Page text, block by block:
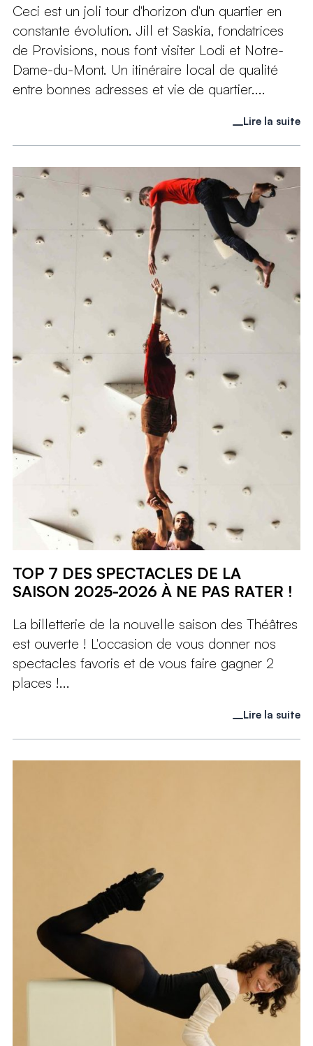
Ceci est un joli tour d'horizon d'un quartier en
constante évolution. Jill et Saskia, fondatrices
de Provisions, nous font visiter Lodi et Notre-
Dame-du-Mont. Un itinéraire local de qualité
entre bonnes adresses et vie de quartier....
Lire la suite
TOP 7 DES SPECTACLES DE LA
SAISON 2025-2026 À NE PAS RATER !
La billetterie de la nouvelle saison des Théâtres
est ouverte ! L'occasion de vous donner nos
spectacles favoris et de vous faire gagner 2
places !...
Lire la suite